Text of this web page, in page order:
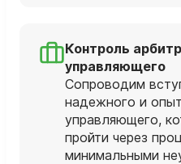
Контроль
управляющего
Сопроводим
надежного и
управляющего,
пройти через
минимальными